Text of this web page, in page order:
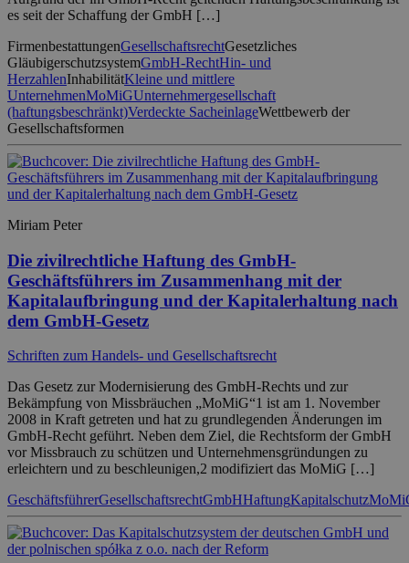
es seit der Schaffung der GmbH […]
FirmenbestattungenGesellschaftsrechtGesetzliches
GläubigerschutzsystemGmbH-RechtHin- und
HerzahlenInhabilitätKleine und mittlere
UnternehmenMoMiGUnternehmergesellschaft
(haftungsbeschränkt)Verdeckte SacheinlageWettbewerb der
Gesellschaftsformen
Miriam Peter
Die zivilrechtliche Haftung des GmbH-
Geschäftsführers im Zusammenhang mit der
Kapitalaufbringung und der Kapitalerhaltung nach
dem GmbH-Gesetz
Schriften zum Handels- und Gesellschaftsrecht
Das Gesetz zur Modernisierung des GmbH-Rechts und zur
Bekämpfung von Missbräuchen „MoMiG“1 ist am 1. November
2008 in Kraft getreten und hat zu grundlegenden Änderungen im
GmbH-Recht geführt. Neben dem Ziel, die Rechtsform der GmbH
vor Missbrauch zu schützen und Unternehmensgründungen zu
erleichtern und zu beschleunigen,2 modifiziert das MoMiG […]
GeschäftsführerGesellschaftsrechtGmbHHaftungKapitalschutz